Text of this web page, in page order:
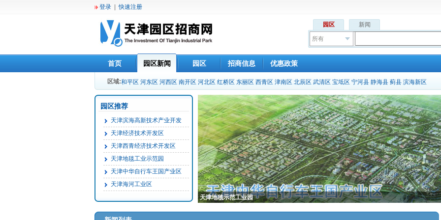
登录 |快速注册
园区 新闻
所有
首页 园区新闻 园区 招商信息 优惠政策
区域:和平区 河东区 河西区 南开区 河北区 红桥区 东丽区 西青区 津南区 北辰区 武清区 宝坻区 宁河县 静海县 蓟县 滨海新区
园区推荐
天津滨海高新技术产业开发
天津经济技术开发区
天津西青经济技术开发区
天津地毯工业示范园
天津中华自行车王国产业区
天津海河工业区
天津地毯示范工业园